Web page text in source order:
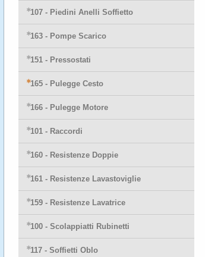
107 - Piedini Anelli Soffietto
163 - Pompe Scarico
151 - Pressostati
165 - Pulegge Cesto
166 - Pulegge Motore
101 - Raccordi
160 - Resistenze Doppie
161 - Resistenze Lavastoviglie
159 - Resistenze Lavatrice
100 - Scolappiatti Rubinetti
117 - Soffietti Oblo